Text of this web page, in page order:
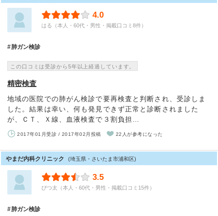
4.0
はる（本人・60代・男性・掲載口コミ8件）
肺ガン検診
この口コミは受診から5年以上経過しています。
精密検査
地域の医院での肺がん検診で要再検査と判断され、受診しま
した。結果は幸い、何も発見できず正常と診断されました
が、ＣＴ、Ｘ線、血液検査で３割負担…
2017年01月受診 / 2017年02月投稿 22人が参考になった
やまだ内科クリニック (埼玉県・さいたま市浦和区)
3.5
ぴつ太（本人・60代・男性・掲載口コミ15件）
肺ガン検診